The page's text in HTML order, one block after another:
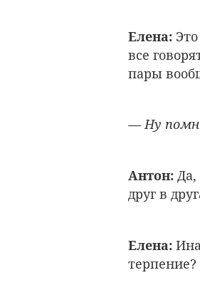
Елена:
все
пары
— Ну
Антон: Да,
друг в
Елена: